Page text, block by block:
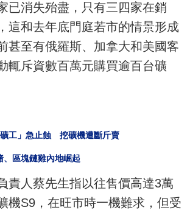
已消失殆盡，只有三四家在銷
這和去年底門庭若市的情景形成
甚至有俄羅斯、加拿大和美國客
輒斥資數百萬元購買逾百台礦
礦工」急止蝕 挖礦機遭斷斤賣
、區塊鏈雞內地崛起
責人蔡先生指以往售價高達3萬
機S9，在旺市時一機難求，但受